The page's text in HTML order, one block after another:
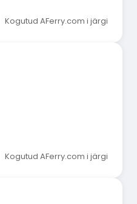
Kogutud AFerry.com i järgi
Kogutud AFerry.com i järgi